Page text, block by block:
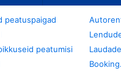
peatuspaigad
peatumisi